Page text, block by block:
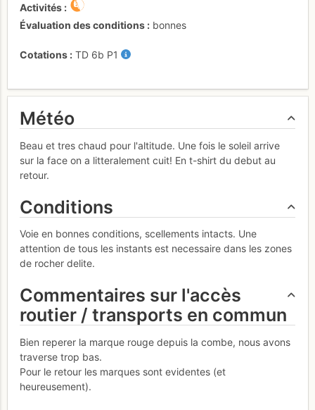
Activités
Évaluation des conditions
bonnes
Cotations TD 6b P1
Météo
Beau et tres chaud pour l'altitude. Une fois le soleil arrive
sur la face on a litteralement cuit! En t-shirt du debut au
retour.
Conditions
Voie en bonnes conditions, scellements intacts. Une
attention de tous les instants est necessaire dans les zones
de rocher delite.
Commentaires sur l'accès
routier / transports en commun
Bien reperer la marque rouge depuis la combe, nous avons
traverse trop bas.
Pour le retour les marques sont evidentes (et
heureusement).